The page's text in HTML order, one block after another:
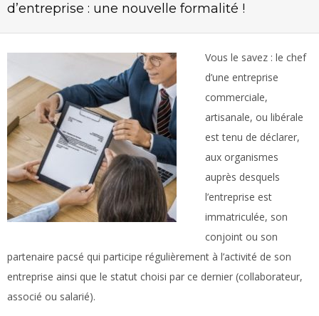
d’entreprise : une nouvelle formalité !
Vous le savez : le chef
d’une entreprise
commerciale,
artisanale, ou libérale
est tenu de déclarer,
aux organismes
auprès desquels
l’entreprise est
immatriculée, son
conjoint ou son
partenaire pacsé qui participe régulièrement à l’activité de son
entreprise ainsi que le statut choisi par ce dernier (collaborateur,
associé ou salarié).